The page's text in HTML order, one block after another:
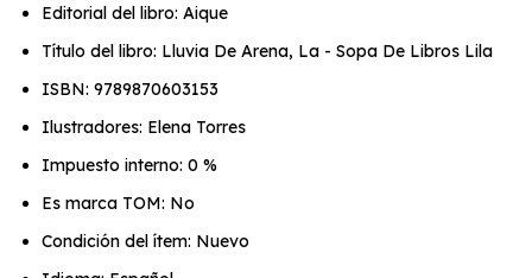
Editorial del libro: Aique
Título del libro: Lluvia De Arena, La - Sopa De Libros Lila
ISBN: 9789870603153
Ilustradores: Elena Torres
Impuesto interno: 0 %
Es marca TOM: No
Condición del ítem: Nuevo